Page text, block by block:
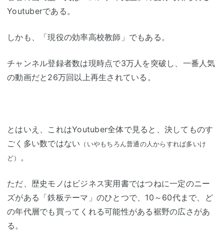
Youtuberである。
しかも、「現役の効率高校教師」でもある。
チャンネル登録者数は現時点で3万人を突破し、一番人気
の動画だと26万回以上再生されている。
とはいえ、これはYoutuber全体で見ると、決してものす
ごく多い数ではない （いやもちろん普通の人からすれば多いけ
ど） 。
ただ、歴史モノはビジネス実用書ではつねに一定のニー
ズがある「鉄板テーマ」のひとつで、10～60代まで、ど
の年代層でも買ってくれる可能性がある裾野の広さがあ
る。